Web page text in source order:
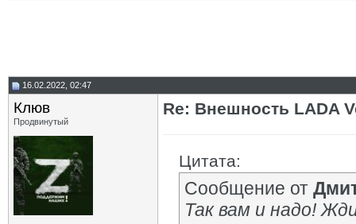
16.02.2022, 02:47
Клюв
Продвинутый
Re: Внешность LADA
Цитата:
Сообщение от
Так вам и надо!